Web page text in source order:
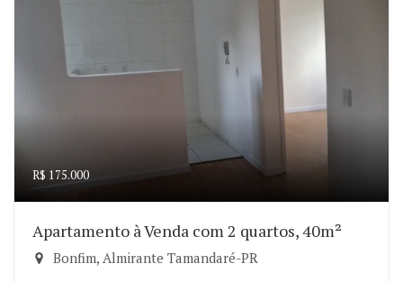
R$ 175.000
Apartamento à Venda com 2 quartos, 40m²
Bonfim, Almirante Tamandaré-PR